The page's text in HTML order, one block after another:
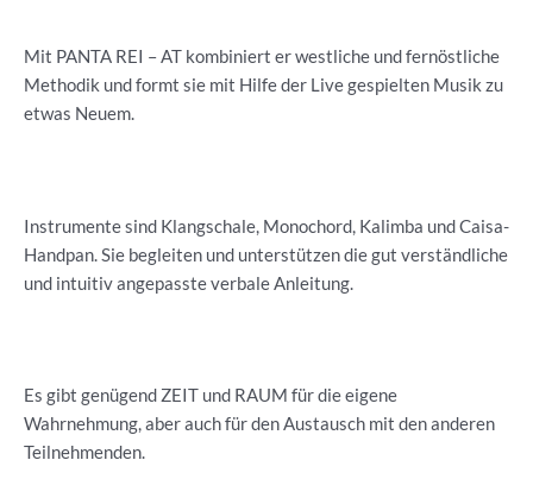
Mit PANTA REI – AT kombiniert er westliche und fernöstliche
Methodik und formt sie mit Hilfe der Live gespielten Musik zu
etwas Neuem.
Instrumente sind Klangschale, Monochord, Kalimba und Caisa-
Handpan. Sie begleiten und unterstützen die gut verständliche
und intuitiv angepasste verbale Anleitung.
Es gibt genügend ZEIT und RAUM für die eigene
Wahrnehmung, aber auch für den Austausch mit den anderen
Teilnehmenden.